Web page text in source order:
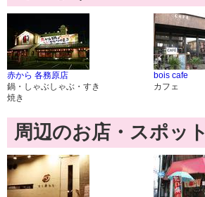
赤から 各務原店
鍋・しゃぶしゃぶ・すき
焼き
bois cafe
カフェ
周辺のお店・スポット